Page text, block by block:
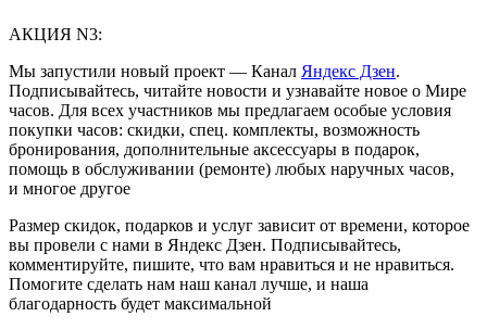
АКЦИЯ N3:
Мы запустили новый проект — Канал Яндекс Дзен.
Подписывайтесь, читайте новости и узнавайте новое о Мире
часов. Для всех участников мы предлагаем особые условия
покупки часов: скидки, спец. комплекты, возможность
бронирования, дополнительные аксессуары в подарок,
помощь в обслуживании (ремонте) любых наручных часов,
и многое другое
Размер скидок, подарков и услуг зависит от времени, которое
вы провели с нами в Яндекс Дзен. Подписывайтесь,
комментируйте, пишите, что вам нравиться и не нравиться.
Помогите сделать нам наш канал лучше, и наша
благодарность будет максимальной